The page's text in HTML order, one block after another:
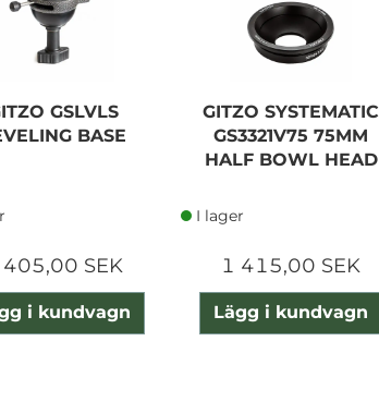
GSLVLS
BASE
SEK
i kundvagn
GITZO SYSTEMATIC
GS3321V75 75MM
HALF BOWL HEAD
I lager
1 415,00 SEK
Lägg i kundvagn